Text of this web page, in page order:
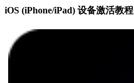
iOS (iPhone/iPad) 设备激活教程